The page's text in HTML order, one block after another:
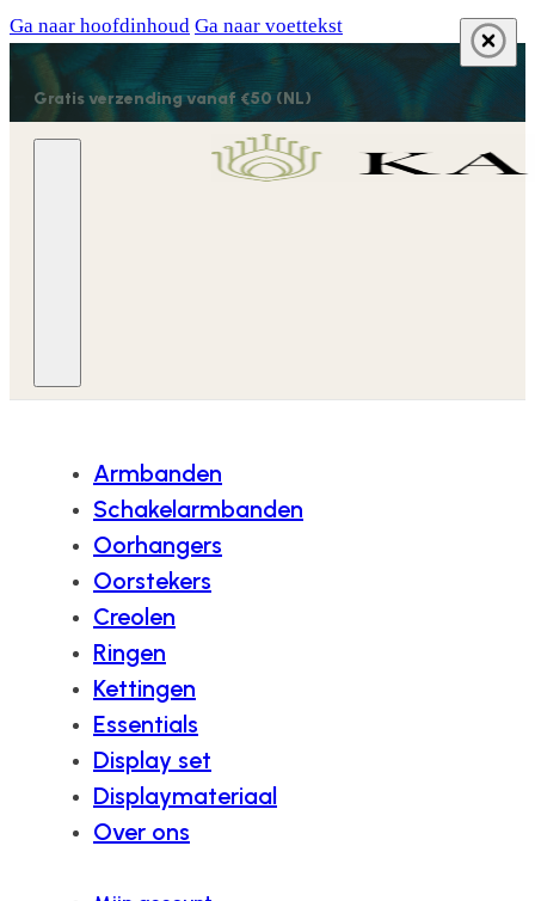
Ga naar hoofdinhoud Ga naar voettekst
Gratis verzending vanaf €50 (NL)
Armbanden
Schakelarmbanden
Oorhangers
Oorstekers
Creolen
Ringen
Kettingen
Essentials
Display set
Displaymateriaal
Over ons